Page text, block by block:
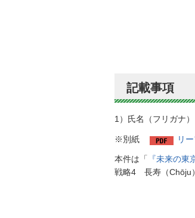
記載事項
1）氏名（フリガ
※別紙 リ
本件は「 『未来の東
戦略4 長寿（Chōju